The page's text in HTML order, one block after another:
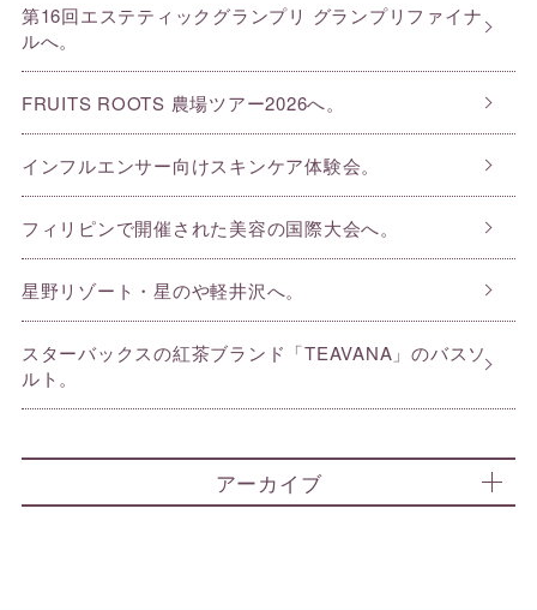
第16回エステティックグランプリ グランプリファイナ
ルへ。
FRUITS ROOTS 農場ツアー2026へ。
インフルエンサー向けスキンケア体験会。
フィリピンで開催された美容の国際大会へ。
星野リゾート・星のや軽井沢へ。
スターバックスの紅茶ブランド「TEAVANA」のバスソ
ルト。
アーカイブ